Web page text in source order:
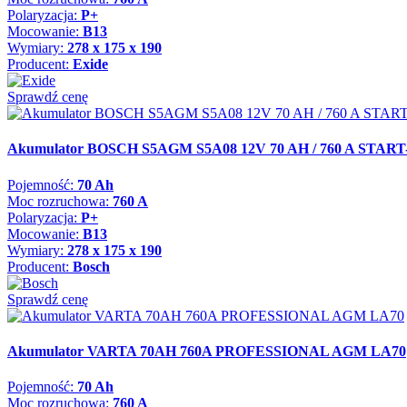
Polaryzacja: P+
Mocowanie: B13
Wymiary: 278 x 175 x 190
Producent: Exide
Sprawdź cenę
Akumulator BOSCH S5AGM S5A08 12V 70 AH / 760 A
Pojemność: 70 Ah
Moc rozruchowa: 760 A
Polaryzacja: P+
Mocowanie: B13
Wymiary: 278 x 175 x 190
Producent: Bosch
Sprawdź cenę
Akumulator VARTA 70AH 760A PROFESSIONAL AGM LA70
Pojemność: 70 Ah
Moc rozruchowa: 760 A